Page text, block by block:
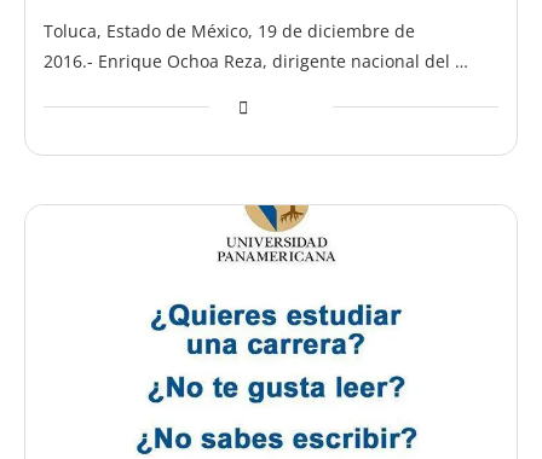
Toluca, Estado de México, 19 de diciembre de
2016.- Enrique Ochoa Reza, dirigente nacional del …